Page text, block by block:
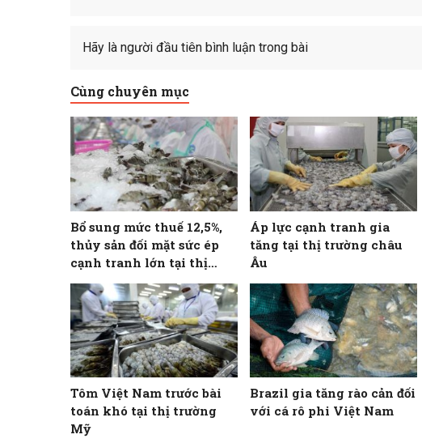
Hãy là người đầu tiên bình luận trong bài
Cùng chuyên mục
Bổ sung mức thuế 12,5%,
thủy sản đối mặt sức ép
cạnh tranh lớn tại thị
trường Hoa Kỳ
Áp lực cạnh tranh gia
tăng tại thị trường châu
Âu
Tôm Việt Nam trước bài
toán khó tại thị trường
Mỹ
Brazil gia tăng rào cản đối
với cá rô phi Việt Nam